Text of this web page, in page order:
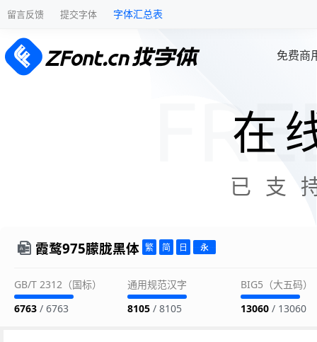
留言反馈 提交字体 字体汇总表
免费商
在
已支
霞鹜975朦胧黑体
GB/T 2312（国标）
6763 / 6763
通用规范汉字
8105 / 8105
BIG5（大五码）
13060 / 13060